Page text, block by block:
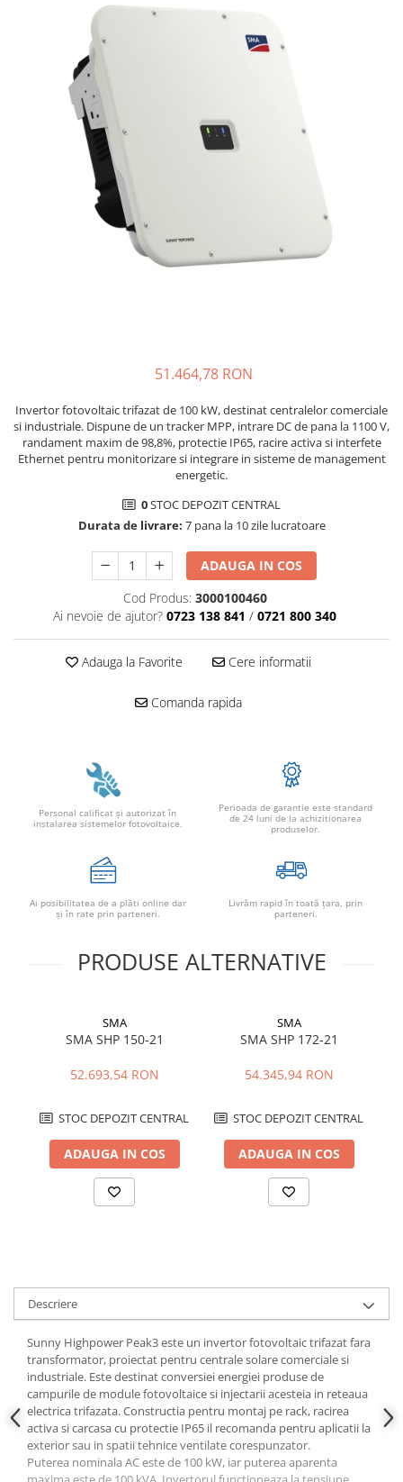
FelicitySolar
Fronius Reserva
Fronius Reserva Pro
Accesorii stocare
Structura
Structura acoperis tigla
Structura acoperis plat
IBC Top Fix 200
K2-Systems GmbH
Meteocontrol
Mufe si conectori
Smart Meter
Folie avertizoare
LEA accesorii
Cablu solar
Cabluri coaxiale TV
Cabluri curenti slabi
Cabluri aluminiu armat
Cabluri aluminiu coaxial
bransament
Cabluri aluminiu nearmat
Cabluri aluminiu tip Enel
Cabluri aluminiu torsadat/aerian
Cabluri energie joasa tensiune -
cupru
51.464,78 RON
Invertor fotovoltaic trifazat de 100 kW, destinat centralelor comerciale
si industriale. Dispune de un tracker MPP, intrare DC de pana la 1100 V,
randament maxim de 98,8%, protectie IP65, racire activa si interfete
Ethernet pentru monitorizare si integrare in sisteme de management
energetic.
0STOC DEPOZIT CENTRAL
Durata de livrare: 7 pana la 10 zile lucratoare
ADAUGA IN COS
Cod Produs: 3000100460
Ai nevoie de ajutor? 0723 138 841 / 0721 800 340
Adauga la Favorite Cere informatii
Comanda rapida
Personal calificat şi autorizat în
instalarea sistemelor fotovoltaice.
Perioada de garantie este standard
de 24 luni de la achizitionarea
produselor.
Ai posibilitatea de a plăti online dar
şi în rate prin parteneri.
Livrăm rapid în toată țara, prin
parteneri.
PRODUSE ALTERNATIVE
SMA
SMA SHP 150-21
52.693,54 RON
STOC DEPOZIT CENTRAL
ADAUGA IN COS
SMA
SMA SHP 172-21
54.345,94 RON
STOC DEPOZIT CENTRAL
ADAUGA IN COS
Descriere
Sunny Highpower Peak3 este un invertor fotovoltaic trifazat fara
transformator, proiectat pentru centrale solare comerciale si
industriale. Este destinat conversiei energiei produse de
campurile de module fotovoltaice si injectarii acesteia in reteaua
electrica trifazata. Constructia pentru montaj pe rack, racirea
activa si carcasa cu protectie IP65 il recomanda pentru aplicatii la
exterior sau in spatii tehnice ventilate corespunzator.
Puterea nominala AC este de 100 kW, iar puterea aparenta